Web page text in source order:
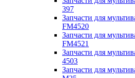
397
Запчасти для
FM4520
Запчасти для
FM4521
Запчасти для
4503
Запчасти для